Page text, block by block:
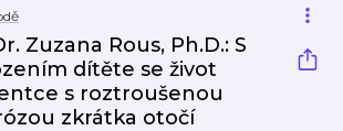
Zuzana Rous, Ph.D.: S
dítěte se život
s roztroušenou
zkrátka otočí